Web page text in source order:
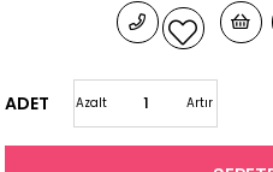
ADET Artır
Azalt